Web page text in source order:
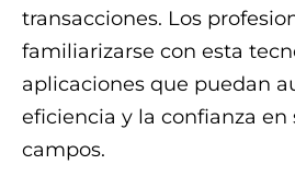
transacciones. Los
familiarizarse con esta
aplicaciones que puedan
eficiencia y la confianza en
campos.